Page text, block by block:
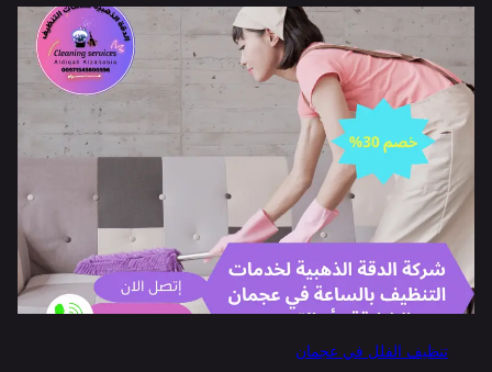
تنظيف الفلل في عجمان